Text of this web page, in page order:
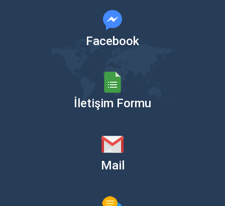
Facebook
İletişim Formu
Mail